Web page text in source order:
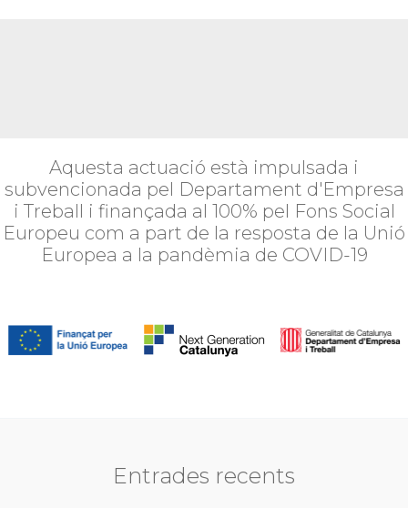
Aquesta actuació està impulsada i
subvencionada pel Departament d'Empresa
i Treball i finançada al 100% pel Fons Social
Europeu com a part de la resposta de la Unió
Europea a la pandèmia de COVID-19
Entrades recents